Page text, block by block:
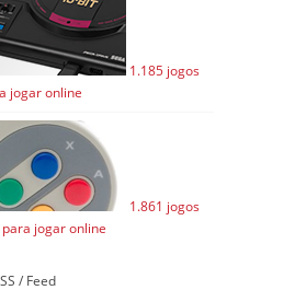
1.185 jogos
jogar online
1.861 jogos
jogar online
/ Feed